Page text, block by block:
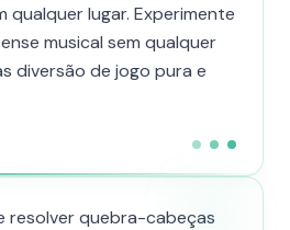
qualquer lugar. Experimente
musical sem qualquer
diversão de jogo pura e
resolver quebra-cabeças